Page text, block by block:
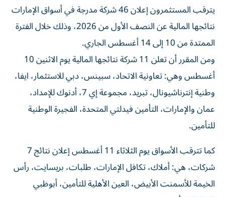
يترقب المستثمرون إعلان 46 شركة مدرجة في أسواق الإمارات
نتائجها المالية عن النصف الأول من 2026، وذلك خلال الفترة
الممتدة من 10 إلى 14 أغسطس الجاري.
ومن المقرر أن تعلن 11 شركة نتائجها المالية يوم الاثنين 10
أغسطس وهي: تعاونية الاتحاد، سبينس، دبي للاستثمار، ايفا،
وطنية إنترناشيونال، تبريد، مجموعة إي 7، أدنوك للإمداد،
عمان والإمارات، التأمين فيدلتي المتحدة، الفجيرة الوطنية
للتأمين.
كما تترقب الأسواق يوم الثلاثاء 11 أغسطس إعلان نتائج 7
شركات، هي: أملاك، تكافل الإمارات، طلبات، بريسايت، رأس
الخيمة للأسمنت الأبيض، العين الأهلية للتأمين، أبوظبي